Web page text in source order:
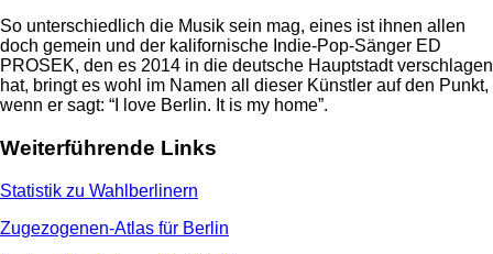
So unterschiedlich die Musik sein mag, eines ist ihnen allen
doch gemein und der kalifornische Indie-Pop-Sänger ED
PROSEK, den es 2014 in die deutsche Hauptstadt verschlagen
hat, bringt es wohl im Namen all dieser Künstler auf den Punkt,
wenn er sagt: “I love Berlin. It is my home”.
Weiterführende Links
Statistik zu Wahlberlinern
Zugezogenen-Atlas für Berlin